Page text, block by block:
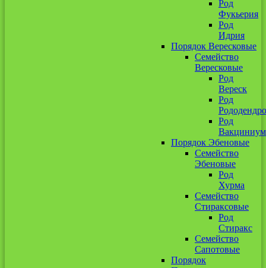
Род
Фукьерия
Род
Идрия
Порядок Вересковые
Семейство
Вересковые
Род
Вереск
Род
Род
Вакциниум
Порядок Эбеновые
Семейство
Эбеновые
Род
Хурма
Семейство
Стираксовые
Род
Стиракс
Семейство
Сапотовые
Порядок